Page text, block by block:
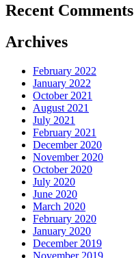
Recent Comments
Archives
February 2022
January 2022
October 2021
August 2021
July 2021
February 2021
December 2020
November 2020
October 2020
July 2020
June 2020
March 2020
February 2020
January 2020
December 2019